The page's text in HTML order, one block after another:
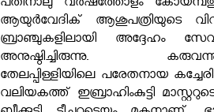
പതിനാലു വര്‍ഷത്തോളം
ആയുര്‍വേദിക് ആശുപത്രിയുടെ
ബ്രാഞ്ചുകളിലായി അദ്ദേഹം
അനുഷ്ഠിച്ചിരുന്നു.
തേലപ്പിള്ളിയിലെ പരേതനായ
വലിയകത്ത് ഇബ്രാഹിംകുട്ടി